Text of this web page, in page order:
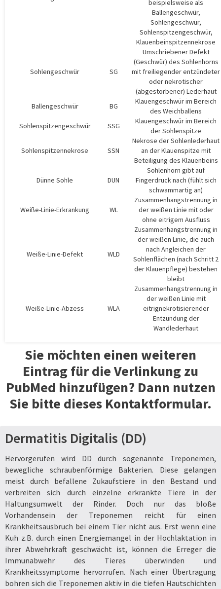
beispielsweise als
Ballengeschwür,
Sohlengeschwür,
Sohlenspitzengeschwür,
Klauenbeinspitzennekrose
Sohlengeschwür SG
Umschriebener Defekt
(Geschwür) des Sohlenhorns
mit freiliegender entzündeter
oder nekrotischer
(abgestorbener) Lederhaut
Ballengeschwür
BG
Klauengeschwür im Bereich
des Weichballens
Sohlenspitzengeschwür
SSG
Klauengeschwür im Bereich
der Sohlenspitze
Sohlenspitzennekrose SSN
Nekrose der Sohlenlederhaut
an der Klauenspitze mit
Beteiligung des Klauenbeins
Dünne Sohle DUN
Sohlenhorn gibt auf
Fingerdruck nach (fühlt sich
schwammartig an)
Weiße-Linie-Erkrankung WL
Zusammenhangstrennung in
der weißen Linie mit oder
ohne eitrigem Ausfluss
Weiße-Linie-Defekt WLD
Zusammenhangstrennung in
der weißen Linie, die auch
nach Angleichen der
Sohlenflächen (nach Schritt 2
der Klauenpflege) bestehen
bleibt
Weiße-Linie-Abzess WLA
Zusammenhangstrennung in
der weißen Linie mit
eitrignekrotisierender
Entzündung der
Wandlederhaut
Sie möchten einen weiteren
Eintrag für die Verlinkung zu
PubMed hinzufügen? Dann nutzen
Sie bitte dieses Kontaktformular.
Dermatitis Digitalis (DD)
Hervorgerufen wird DD durch sogenannte Treponemen,
bewegliche schraubenförmige Bakterien. Diese gelangen
meist durch befallene Zukaufstiere in den Bestand und
verbreiten sich durch einzelne erkrankte Tiere in der
Haltungsumwelt der Rinder. Doch nur das bloße
Vorhandensein der Treponemen reicht für einen
Krankheitsausbruch bei einem Tier nicht aus. Erst wenn eine
Kuh z.B. durch einen Energiemangel in der Hochlaktation in
ihrer Abwehrkraft geschwächt ist, können die Erreger die
Immunabwehr des Tieres überwinden und
Krankheitssymptome hervorrufen. Nach einer Übertragung
bohren sich die Treponemen aktiv in die tiefen Hautschichten